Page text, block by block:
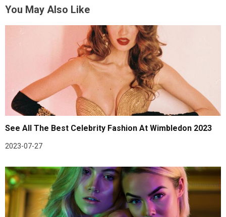
You May Also Like
See All The Best Celebrity Fashion At Wimbledon 2023
2023-07-27